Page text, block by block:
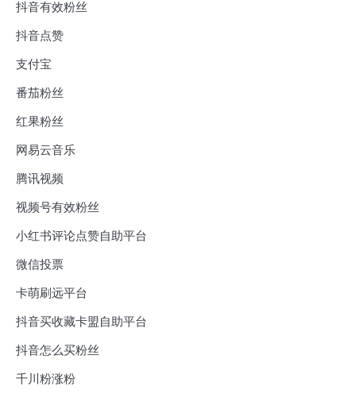
抖音有效粉丝
抖音点赞
支付宝
番茄粉丝
红果粉丝
网易云音乐
腾讯视频
视频号有效粉丝
小红书评论点赞自助平台
微信投票
卡萌刷远平台
抖音买收藏卡盟自助平台
抖音怎么买粉丝
千川粉涨粉